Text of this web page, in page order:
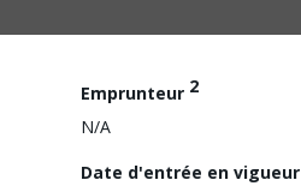
Emprunteur 2
N/A
Date d'entrée en vigueur